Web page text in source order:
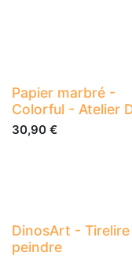
Papier marbré -
Colorful - Atelier
30,90 €
DinosArt - Tirelire
peindre